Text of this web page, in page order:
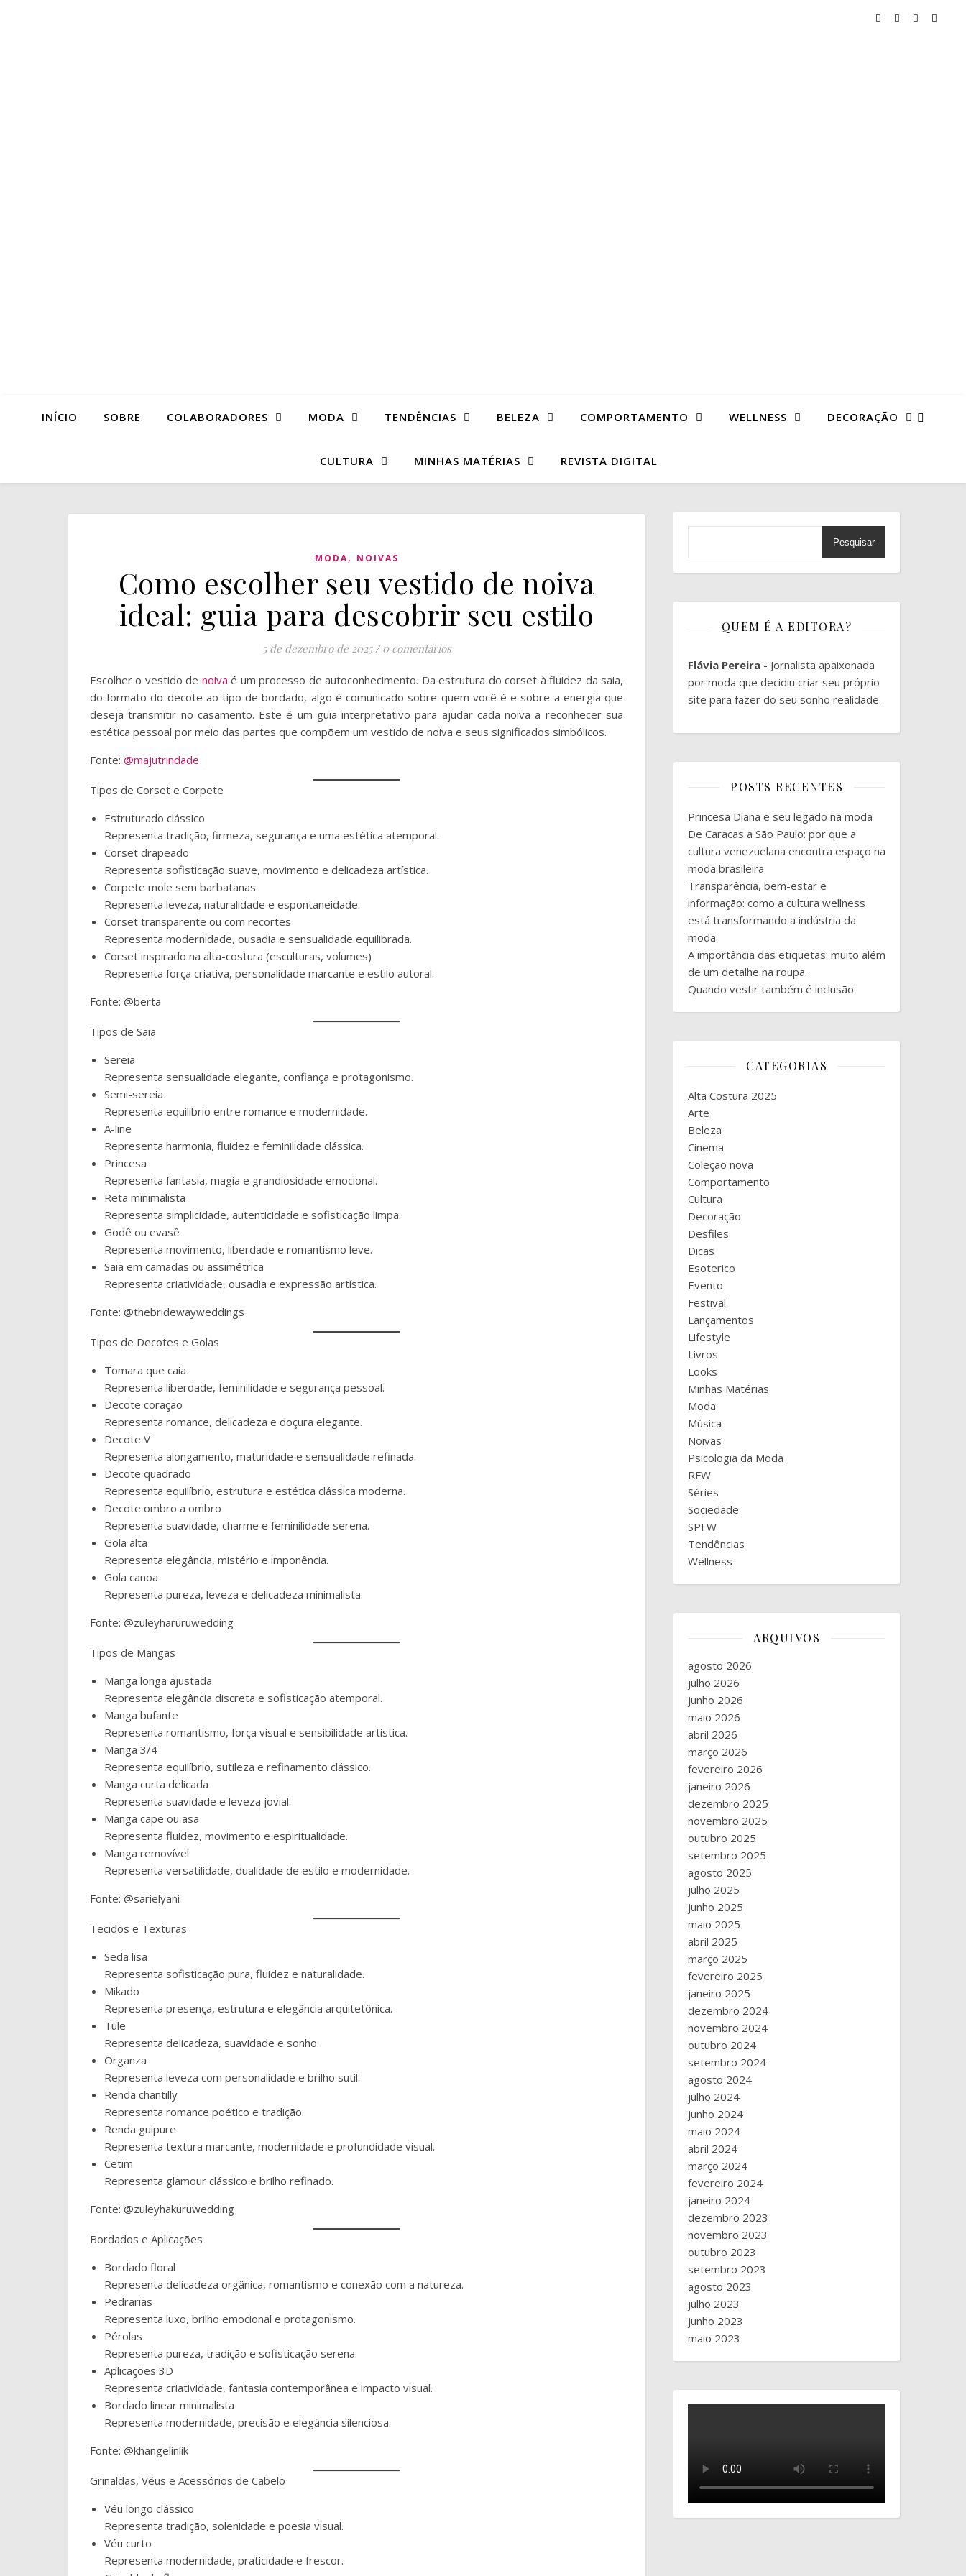
INÍCIO SOBRE COLABORADORES MODA TENDÊNCIAS BELEZA COMPORTAMENTO WELLNESS DECORAÇÃO
CULTURA MINHAS MATÉRIAS REVISTA DIGITAL
MODA, NOIVAS
Como escolher seu vestido de noiva
ideal: guia para descobrir seu estilo
5 de dezembro de 2025 / 0 comentários
Escolher o vestido de noiva é um processo de autoconhecimento. Da estrutura do corset à fluidez da saia,
do formato do decote ao tipo de bordado, algo é comunicado sobre quem você é e sobre a energia que
deseja transmitir no casamento. Este é um guia interpretativo para ajudar cada noiva a reconhecer sua
estética pessoal por meio das partes que compõem um vestido de noiva e seus significados simbólicos.
Fonte: @majutrindade
Tipos de Corset e Corpete
Estruturado clássico
Representa tradição, firmeza, segurança e uma estética atemporal.
Corset drapeado
Representa sofisticação suave, movimento e delicadeza artística.
Corpete mole sem barbatanas
Representa leveza, naturalidade e espontaneidade.
Corset transparente ou com recortes
Representa modernidade, ousadia e sensualidade equilibrada.
Corset inspirado na alta-costura (esculturas, volumes)
Representa força criativa, personalidade marcante e estilo autoral.
Fonte: @berta
Tipos de Saia
Sereia
Representa sensualidade elegante, confiança e protagonismo.
Semi-sereia
Representa equilíbrio entre romance e modernidade.
A-line
Representa harmonia, fluidez e feminilidade clássica.
Princesa
Representa fantasia, magia e grandiosidade emocional.
Reta minimalista
Representa simplicidade, autenticidade e sofisticação limpa.
Godê ou evasê
Representa movimento, liberdade e romantismo leve.
Saia em camadas ou assimétrica
Representa criatividade, ousadia e expressão artística.
Fonte: @thebridewayweddings
Tipos de Decotes e Golas
Tomara que caia
Representa liberdade, feminilidade e segurança pessoal.
Decote coração
Representa romance, delicadeza e doçura elegante.
Decote V
Representa alongamento, maturidade e sensualidade refinada.
Decote quadrado
Representa equilíbrio, estrutura e estética clássica moderna.
Decote ombro a ombro
Representa suavidade, charme e feminilidade serena.
Gola alta
Representa elegância, mistério e imponência.
Gola canoa
Representa pureza, leveza e delicadeza minimalista.
Fonte: @zuleyharuruwedding
Tipos de Mangas
Manga longa ajustada
Representa elegância discreta e sofisticação atemporal.
Manga bufante
Representa romantismo, força visual e sensibilidade artística.
Manga 3/4
Representa equilíbrio, sutileza e refinamento clássico.
Manga curta delicada
Representa suavidade e leveza jovial.
Manga cape ou asa
Representa fluidez, movimento e espiritualidade.
Manga removível
Representa versatilidade, dualidade de estilo e modernidade.
Fonte: @sarielyani
Tecidos e Texturas
Seda lisa
Representa sofisticação pura, fluidez e naturalidade.
Mikado
Representa presença, estrutura e elegância arquitetônica.
Tule
Representa delicadeza, suavidade e sonho.
Organza
Representa leveza com personalidade e brilho sutil.
Renda chantilly
Representa romance poético e tradição.
Renda guipure
Representa textura marcante, modernidade e profundidade visual.
Cetim
Representa glamour clássico e brilho refinado.
Fonte: @zuleyhakuruwedding
Bordados e Aplicações
Bordado floral
Representa delicadeza orgânica, romantismo e conexão com a natureza.
Pedrarias
Representa luxo, brilho emocional e protagonismo.
Pérolas
Representa pureza, tradição e sofisticação serena.
Aplicações 3D
Representa criatividade, fantasia contemporânea e impacto visual.
Bordado linear minimalista
Representa modernidade, precisão e elegância silenciosa.
Fonte: @khangelinlik
Grinaldas, Véus e Acessórios de Cabelo
Véu longo clássico
Representa tradição, solenidade e poesia visual.
Véu curto
Representa modernidade, praticidade e frescor.
Pesquisar
QUEM É A EDITORA?
Flávia Pereira - Jornalista apaixonada
por moda que decidiu criar seu próprio
site para fazer do seu sonho realidade.
POSTS RECENTES
Princesa Diana e seu legado na moda
De Caracas a São Paulo: por que a
cultura venezuelana encontra espaço na
moda brasileira
Transparência, bem-estar e
informação: como a cultura wellness
está transformando a indústria da
moda
A importância das etiquetas: muito além
de um detalhe na roupa.
Quando vestir também é inclusão
CATEGORIAS
Alta Costura 2025
Arte
Beleza
Cinema
Coleção nova
Comportamento
Cultura
Decoração
Desfiles
Dicas
Esoterico
Evento
Festival
Lançamentos
Lifestyle
Livros
Looks
Minhas Matérias
Moda
Música
Noivas
Psicologia da Moda
RFW
Séries
Sociedade
SPFW
Tendências
Wellness
ARQUIVOS
agosto 2026
julho 2026
junho 2026
maio 2026
abril 2026
março 2026
fevereiro 2026
janeiro 2026
dezembro 2025
novembro 2025
outubro 2025
setembro 2025
agosto 2025
julho 2025
junho 2025
maio 2025
abril 2025
março 2025
fevereiro 2025
janeiro 2025
dezembro 2024
novembro 2024
outubro 2024
setembro 2024
agosto 2024
julho 2024
junho 2024
maio 2024
abril 2024
março 2024
fevereiro 2024
janeiro 2024
dezembro 2023
novembro 2023
outubro 2023
setembro 2023
agosto 2023
julho 2023
junho 2023
maio 2023